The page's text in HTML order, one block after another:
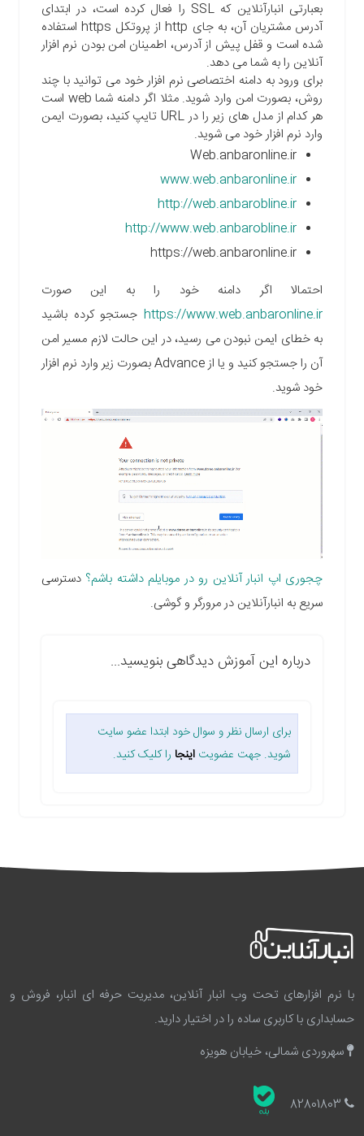
بعبارتی انبارآنلاین که SSL را فعال کرده است، در ابتدای
آدرس مشتریان آن، به جای http از پروتکل https استفاده
شده است و قفل پیش از آدرس، اطمینان امن بودن نرم افزار
آنلاین را به شما می دهد.
برای ورود به دامنه اختصاصی نرم افزار خود می توانید با چند
روش، بصورت امن وارد شوید. مثلا اگر دامنه شما web است
هر کدام از مدل های زیر را در URL تایپ کنید، بصورت ایمن
وارد نرم افزار خود می شوید.
Web.anbaronline.ir
www.web.anbaronline.ir
http://web.anbarobline.ir
http://www.web.anbarobline.ir
https://web.anbaronline.ir
احتمالا اگر دامنه خود را به این صورت
https://www.web.anbaronline.ir جستجو کرده باشید
به خطای ایمن نبودن می رسید، در این حالت لازم مسیر امن
آن را جستجو کنید و یا از Advance بصورت زیر وارد نرم افزار
خود شوید.
چجوری اپ انبار آنلاین رو در موبایلم داشته باشم؟ دسترسی
سریع به انبارآنلاین در مرورگر و گوشی.
درباره این آموزش دیدگاهی بنویسید...
برای ارسال نظر و سوال خود ابتدا عضو سایت
شوید. جهت عضویت اینجا را کلیک کنید.
با نرم افزارهای تحت وب انبار آنلاین، مدیریت حرفه ای انبار، فروش و
حسابداری با کاربری ساده را در اختیار دارید.
سهروردی شمالی، خیابان هویزه